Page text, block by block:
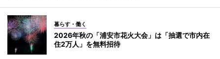
暮らす・働く
2026年秋の「浦安市花火大会」は「抽選で市内在
住2万人」を無料招待